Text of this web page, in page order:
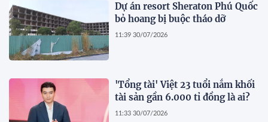
Dự án resort Sheraton Phú Quốc
bỏ hoang bị buộc tháo dỡ
11:39 30/07/2026
'Tổng tài' Việt 23 tuổi nắm khối
tài sản gần 6.000 tỉ đồng là ai?
11:33 30/07/2026